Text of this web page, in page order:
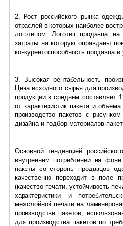
2. Рост российского рынка
отраслей в которых наиболее
логотипом. Логотип продавца
затраты на которую оправданы
конкурентоспособность продавца
3. Высокая рентабельность
Цена исходного сырья для
продукции в среднем составляет
от характеристик пакета и
производство пакетов с
дизайна и подбор материалов
Основной тенденцией
внутреннем потреблении на
пакеты со стороны продавцов
качественно переходит в поле
(качество печати, устойчивость
характеристики и
межслойной печати на
производстве пакетов,
для производства пакетов по